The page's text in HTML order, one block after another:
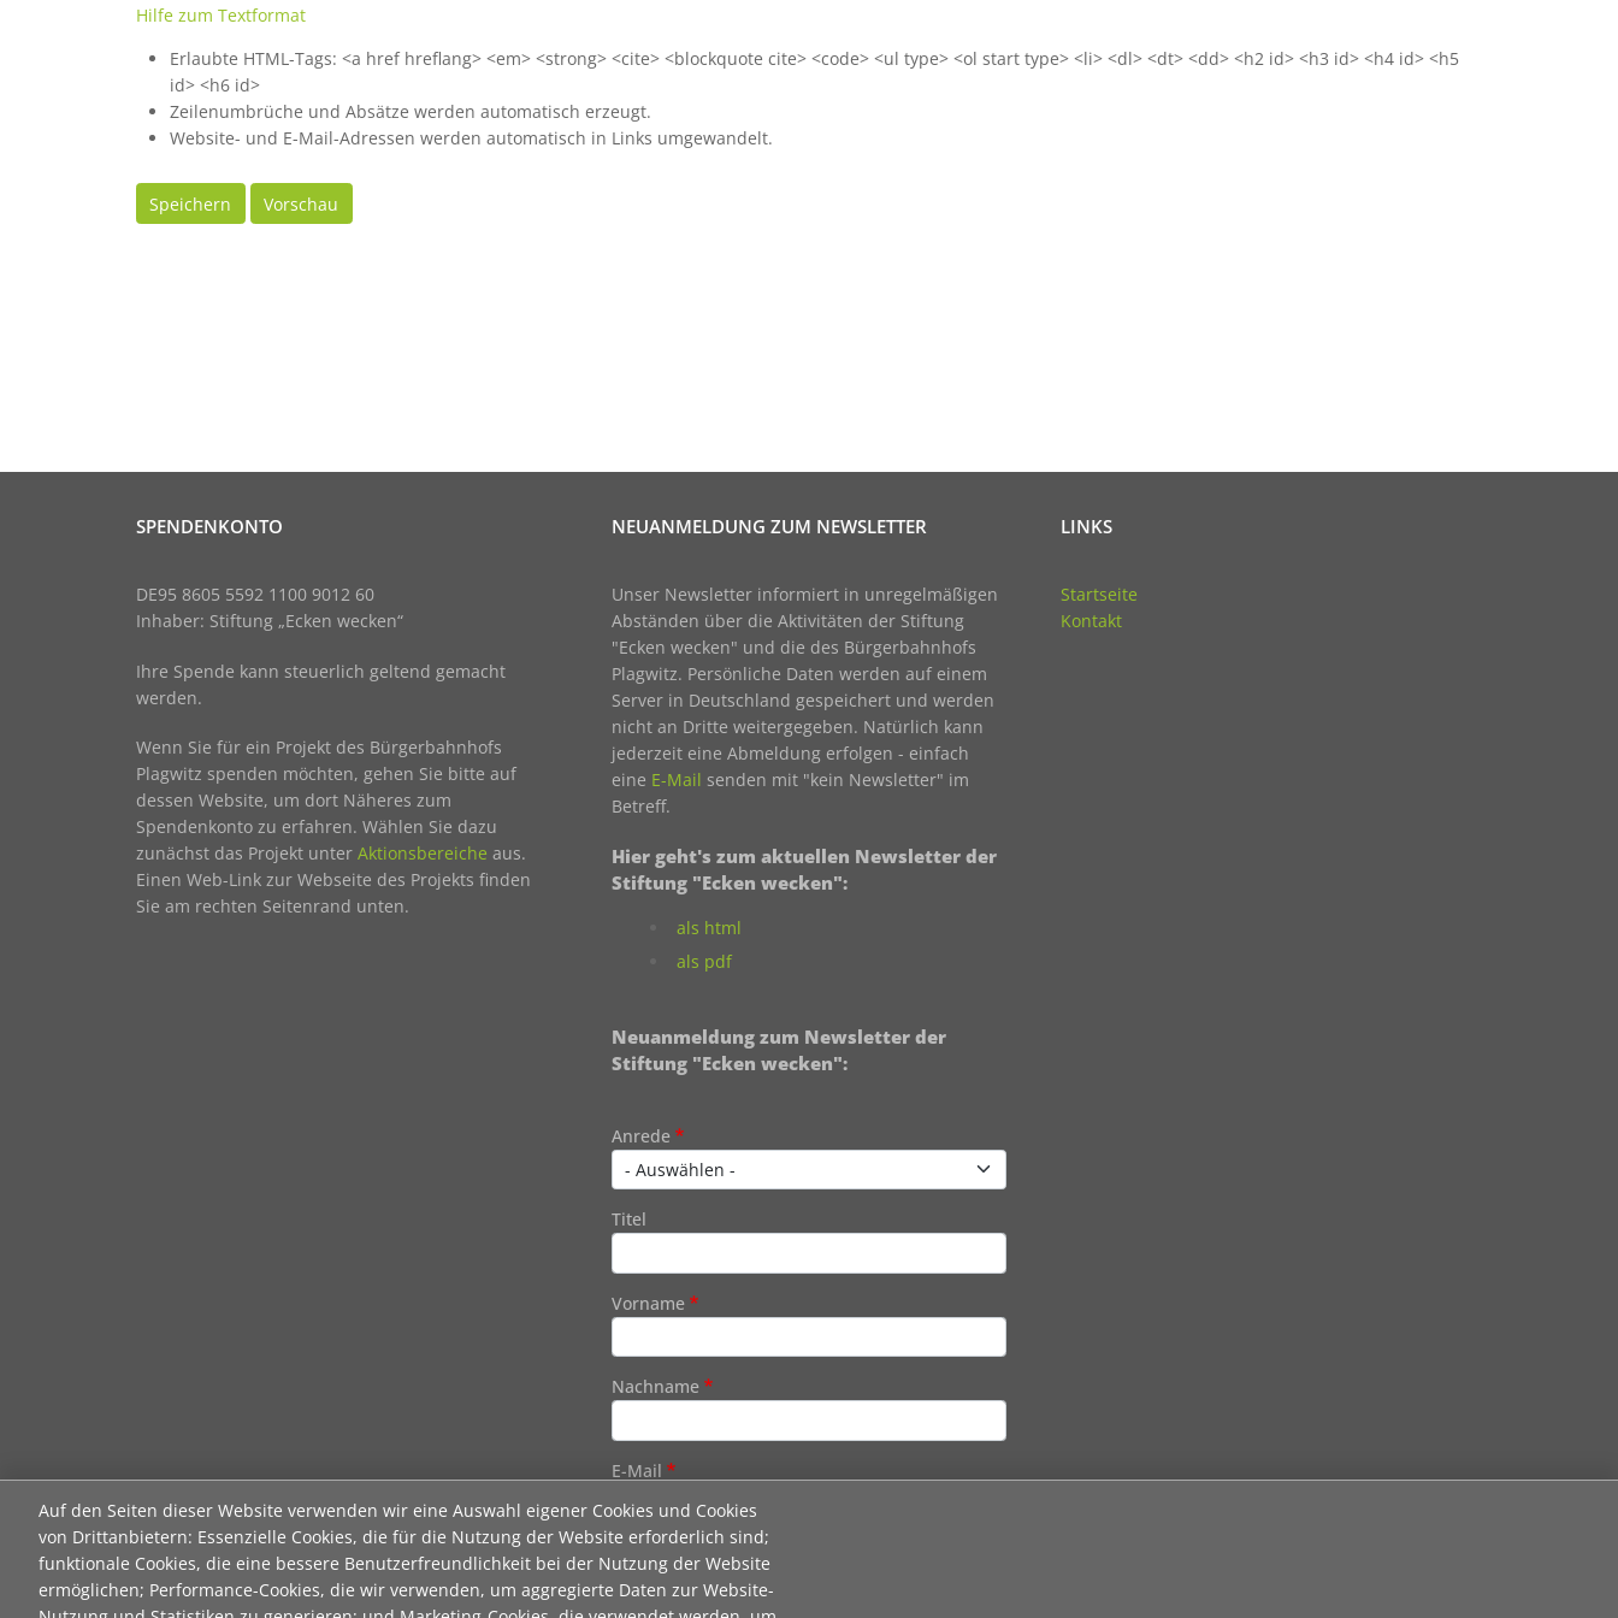
Auf den Seiten dieser Website verwenden wir eine Auswahl eigener Cookies und Cookies
von Drittanbietern: Essenzielle Cookies, die für die Nutzung der Website erforderlich sind;
funktionale Cookies, die eine bessere Benutzerfreundlichkeit bei der Nutzung der Website
ermöglichen; Performance-Cookies, die wir verwenden, um aggregierte Daten zur Website-
Hilfe zum Textformat
Erlaubte HTML-Tags: <a href hreflang> <em> <strong> <cite> <blockquote cite> <code> <ul type> <ol start type> <li> <dl> <dt> <dd> <h2 id> <h3 id> <h4 id> <h5
id> <h6 id>
Zeilenumbrüche und Absätze werden automatisch erzeugt.
Website- und E-Mail-Adressen werden automatisch in Links umgewandelt.
Speichern Vorschau
SPENDENKONTO
DE95 8605 5592 1100 9012 60
Inhaber: Stiftung „Ecken wecken“
Ihre Spende kann steuerlich geltend gemacht
werden.
Wenn Sie für ein Projekt des Bürgerbahnhofs
Plagwitz spenden möchten, gehen Sie bitte auf
dessen Website, um dort Näheres zum
Spendenkonto zu erfahren. Wählen Sie dazu
zunächst das Projekt unter Aktionsbereiche aus.
Einen Web-Link zur Webseite des Projekts finden
Sie am rechten Seitenrand unten.
NEUANMELDUNG ZUM NEWSLETTER
Unser Newsletter informiert in unregelmäßigen
Abständen über die Aktivitäten der Stiftung
"Ecken wecken" und die des Bürgerbahnhofs
Plagwitz. Persönliche Daten werden auf einem
Server in Deutschland gespeichert und werden
nicht an Dritte weitergegeben. Natürlich kann
jederzeit eine Abmeldung erfolgen - einfach
eine E-Mail senden mit "kein Newsletter" im
Betreff.
Hier geht's zum aktuellen Newsletter der
Stiftung "Ecken wecken":
als html
als pdf
Neuanmeldung zum Newsletter der
Stiftung "Ecken wecken":
Anrede
Titel
Vorname
Nachname
E-Mail
Wie dürfen wir Sie in Zukunft ansprechen
Sie
LINKS
Startseite
Kontakt